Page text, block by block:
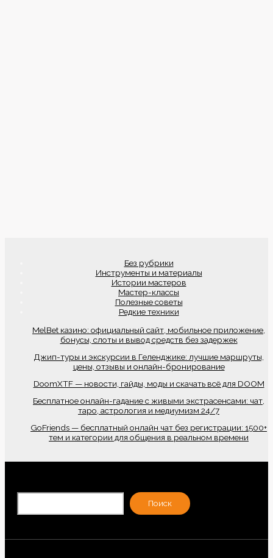
Без рубрики
Инструменты и материалы
Истории мастеров
Мастер-классы
Полезные советы
Редкие техники
MelBet казино: официальный сайт, мобильное приложение,
бонусы, слоты и вывод средств без задержек
Джип-туры и экскурсии в Геленджике: лучшие маршруты,
цены, отзывы и онлайн-бронирование
DoomXTF — новости, гайды, моды и скачать всё для DOOM
Бесплатное онлайн-гадание с живыми экстрасенсами: чат,
таро, астрология и медиумизм 24/7
GoFriends — бесплатный онлайн чат без регистрации: 1500+
тем и категории для общения в реальном времени
Поиск